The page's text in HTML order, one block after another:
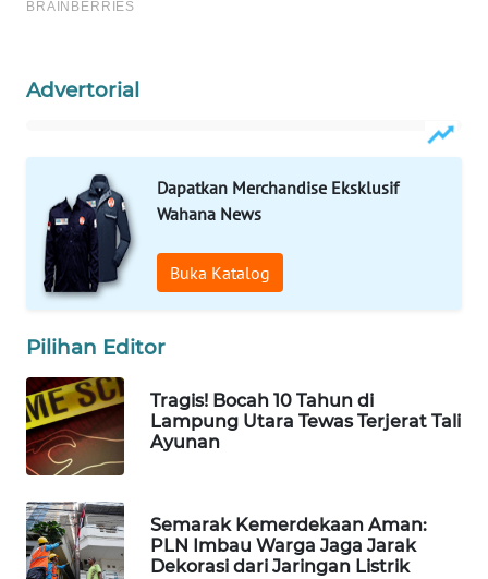
Advertorial
Dapatkan Merchandise Eksklusif
Wahana News
Buka Katalog
Pilihan Editor
Tragis! Bocah 10 Tahun di
Lampung Utara Tewas Terjerat Tali
Ayunan
Semarak Kemerdekaan Aman:
PLN Imbau Warga Jaga Jarak
Dekorasi dari Jaringan Listrik
WAHANA
INFRASTRUKTUR
WAHANA
KONSUMEN
LISTRIK
WAHANA
TRAVEL
WAHANA
TV